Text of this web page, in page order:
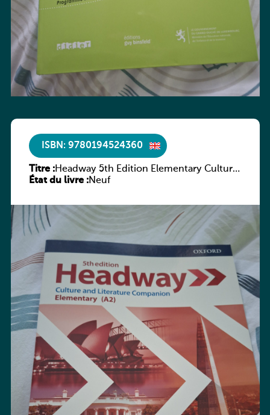
ISBN: 9780194524360
Titre :Headway 5th Edition Elementary Culture
and Literature Companion
État du livre :Neuf